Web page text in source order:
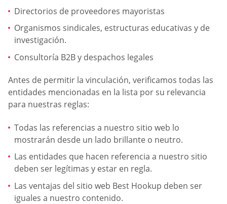
Directorios de proveedores mayoristas
Organismos sindicales, estructuras educativas y de
investigación.
Consultoría B2B y despachos legales
Antes de permitir la vinculación, verificamos todas las
entidades mencionadas en la lista por su relevancia
para nuestras reglas:
Todas las referencias a nuestro sitio web lo
mostrarán desde un lado brillante o neutro.
Las entidades que hacen referencia a nuestro sitio
deben ser legítimas y estar en regla.
Las ventajas del sitio web Best Hookup deben ser
iguales a nuestro contenido.